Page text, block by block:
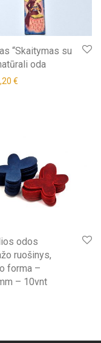
“Skaitymas su
oda
price was: 4,40 €.
€
odos
ruošinys,
forma –
– 10vnt